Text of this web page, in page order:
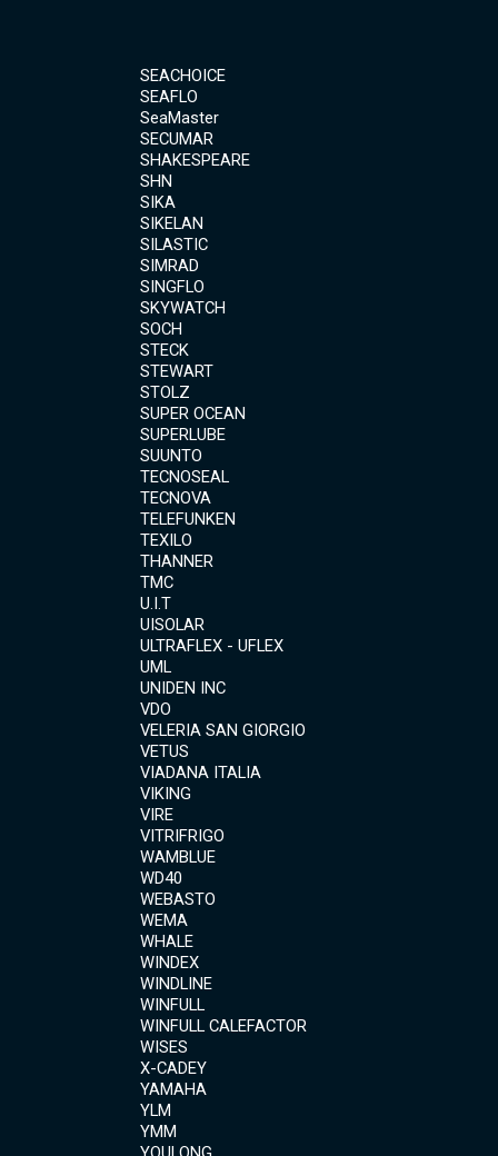
SEACHOICE
SEAFLO
SeaMaster
SECUMAR
SHAKESPEARE
SHN
SIKA
SIKELAN
SILASTIC
SIMRAD
SINGFLO
SKYWATCH
SOCH
STECK
STEWART
STOLZ
SUPER OCEAN
SUPERLUBE
SUUNTO
TECNOSEAL
TECNOVA
TELEFUNKEN
TEXILO
THANNER
TMC
U.I.T
UISOLAR
ULTRAFLEX - UFLEX
UML
UNIDEN INC
VDO
VELERIA SAN GIORGIO
VETUS
VIADANA ITALIA
VIKING
VIRE
VITRIFRIGO
WAMBLUE
WD40
WEBASTO
WEMA
WHALE
WINDEX
WINDLINE
WINFULL
WINFULL CALEFACTOR
WISES
X-CADEY
YAMAHA
YLM
YMM